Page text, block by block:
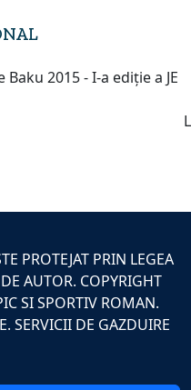
2015 - I-a ediție a JE
PROTEJAT PRIN LEGEA
AUTOR. COPYRIGHT
SI SPORTIV ROMAN.
SERVICII DE GAZDUIRE